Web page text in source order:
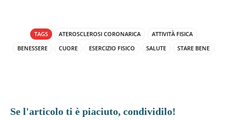
TAGS ATEROSCLEROSI CORONARICA
ATTIVITÀ FISICA
BENESSERE
CUORE ESERCIZIO FISICO SALUTE STARE BENE
Se l'articolo ti è piaciuto, condividilo!